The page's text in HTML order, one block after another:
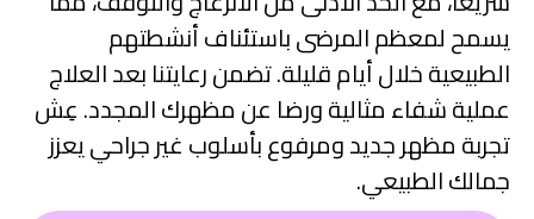
يسمح لمعظم المرضى باستئناف أنشطتهم
الطبيعية خلال أيام قليلة. تضمن رعايتنا بعد العلاج
عملية شفاء مثالية ورضا عن مظهرك المجدد. عِش
تجربة مظهر جديد ومرفوع بأسلوب غير جراحي يعزز
جمالك الطبيعي.